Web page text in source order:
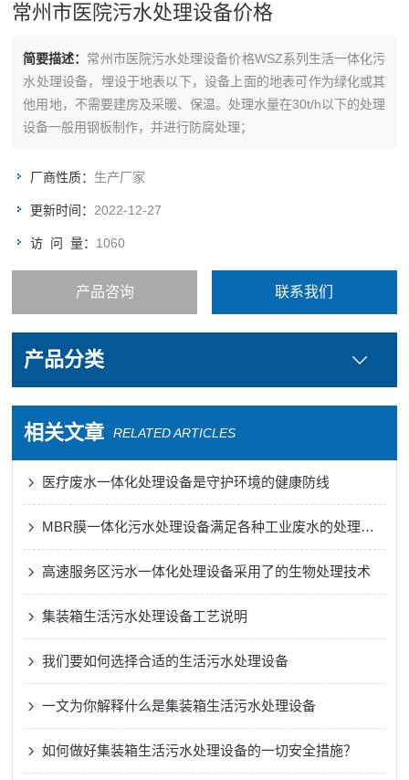
常州市医院污水处理设备价格
简要描述： 常州市医院污水处理设备价格WSZ系列生活一体化污
水处理设备，埋设于地表以下，设备上面的地表可作为绿化或其
他用地，不需要建房及采暖、保温。处理水量在30t/h以下的处理
设备一般用钢板制作，并进行防腐处理；
厂商性质： 生产厂家
更新时间： 2022-12-27
访 问 量： 1060
产品咨询 联系我们
产品分类
相关文章 RELATED ARTICLES
医疗废水一体化处理设备是守护环境的健康防线
MBR膜一体化污水处理设备满足各种工业废水的处理需求
高速服务区污水一体化处理设备采用了的生物处理技术
集装箱生活污水处理设备工艺说明
我们要如何选择合适的生活污水处理设备
一文为你解释什么是集装箱生活污水处理设备
如何做好集装箱生活污水处理设备的一切安全措施？